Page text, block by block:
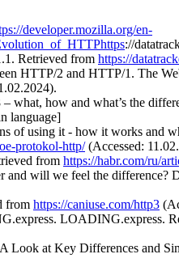
developer.mozilla.org/en-
://
Retrieved from https://
HTTP/2 and HTTP/1. The
what, how and what’s the
language]
of using it - how it works and
protokol-http/(Accessed:
from https://habr.com/ru/
will we feel the difference?
from https://caniuse.com/http3
LOADING.express.
Look at Key Differences and